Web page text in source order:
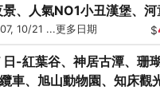
、人氣NO1小丑漢堡、河
花火
10/21 ...更多日期 $
-紅葉谷、神居古潭、珊
車、旭山動物園、知床觀